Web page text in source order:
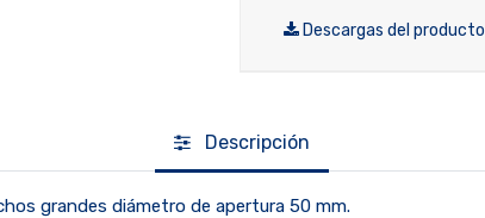
Descargas del producto
Descripción
grandes diámetro de apertura 50 mm.